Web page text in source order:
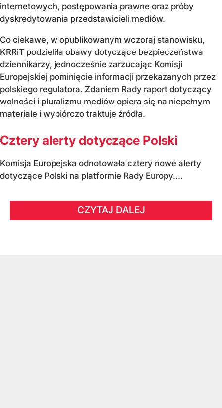
internetowych, postępowania prawne oraz próby
dyskredytowania przedstawicieli mediów.
Co ciekawe, w opublikowanym wczoraj stanowisku,
KRRiT podzieliła obawy dotyczące bezpieczeństwa
dziennikarzy, jednocześnie zarzucając Komisji
Europejskiej pominięcie informacji przekazanych przez
polskiego regulatora. Zdaniem Rady raport dotyczący
wolności i pluralizmu mediów opiera się na niepełnym
materiale i wybiórczo traktuje źródła.
Cztery alerty dotyczące Polski
Komisja Europejska odnotowała cztery nowe alerty
dotyczące Polski na platformie Rady Europy....
CZYTAJ DALEJ